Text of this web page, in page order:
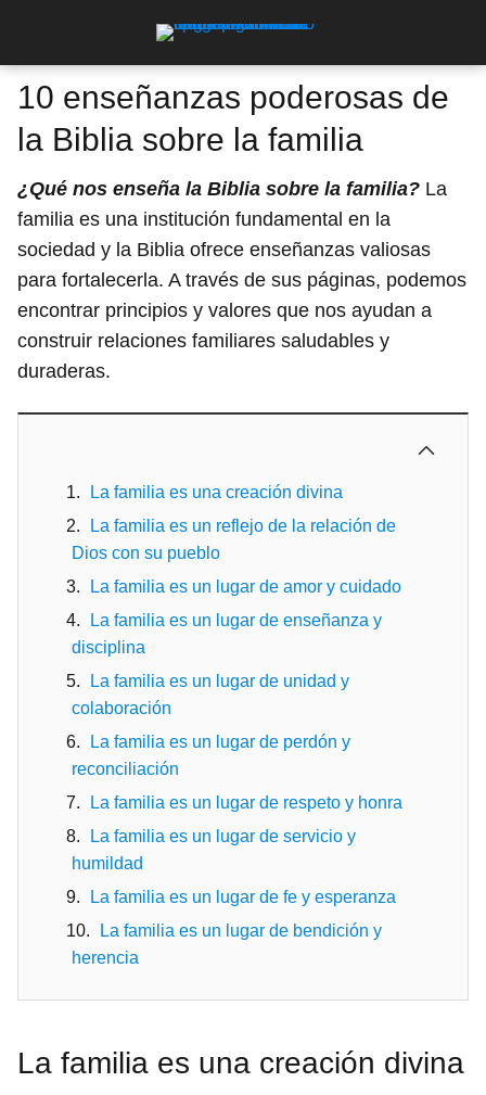
10 enseñanzas poderosas de
la Biblia sobre la familia
¿Qué nos enseña la Biblia sobre la familia? La
familia es una institución fundamental en la
sociedad y la Biblia ofrece enseñanzas valiosas
para fortalecerla. A través de sus páginas, podemos
encontrar principios y valores que nos ayudan a
construir relaciones familiares saludables y
duraderas.
La familia es una creación divina
La familia es un reflejo de la relación de
Dios con su pueblo
La familia es un lugar de amor y cuidado
La familia es un lugar de enseñanza y
disciplina
La familia es un lugar de unidad y
colaboración
La familia es un lugar de perdón y
reconciliación
La familia es un lugar de respeto y honra
La familia es un lugar de servicio y
humildad
La familia es un lugar de fe y esperanza
La familia es un lugar de bendición y
herencia
La familia es una creación divina